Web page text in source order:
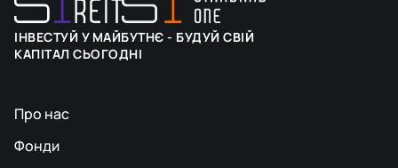
ІНВЕСТУЙ У МАЙБУТНЄ - БУДУЙ СВІЙ
КАПІТАЛ СЬОГОДНІ
Про нас
Фонди